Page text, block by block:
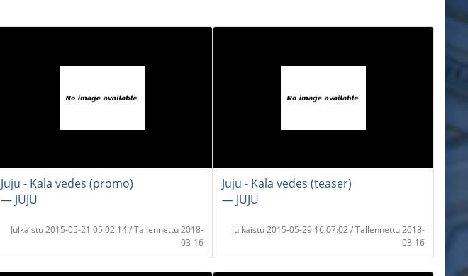
Juju - Kala vedes (promo)
― JUJU
Julkaistu 2015-05-21 05:02:14 / Tallennettu 2018-
03-16
Juju - Kala vedes (teaser)
― JUJU
Julkaistu 2015-05-29 16:07:02 / Tallennettu 2018-
03-16